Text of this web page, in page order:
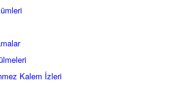
Kalem İzleri